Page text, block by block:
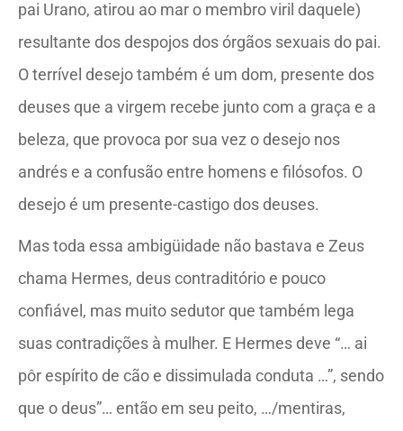
pai Urano, atirou ao mar o membro viril daquele)
resultante dos despojos dos órgãos sexuais do pai.
O terrível desejo também é um dom, presente dos
deuses que a virgem recebe junto com a graça e a
beleza, que provoca por sua vez o desejo nos
andrés e a confusão entre homens e filósofos. O
desejo é um presente-castigo dos deuses.
Mas toda essa ambigüidade não bastava e Zeus
chama Hermes, deus contraditório e pouco
confiável, mas muito sedutor que também lega
suas contradições à mulher. E Hermes deve “… ai
pôr espírito de cão e dissimulada conduta …”, sendo
que o deus”… então em seu peito, …/mentiras,